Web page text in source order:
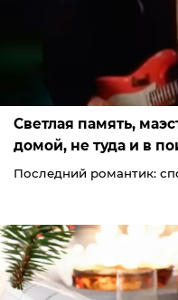
Светлая память,
домой, не туда и в
Последний романтик: